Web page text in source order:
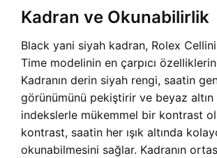
Kadran ve Okunabilirlik
Black yani siyah kadran, Rolex
Time modelinin en çarpıcı
Kadranın derin siyah rengi, saatin
görünümünü pekiştirir ve beyaz
indekslerle mükemmel bir kontrast
kontrast, saatin her ışık altında
okunabilmesini sağlar. Kadranın